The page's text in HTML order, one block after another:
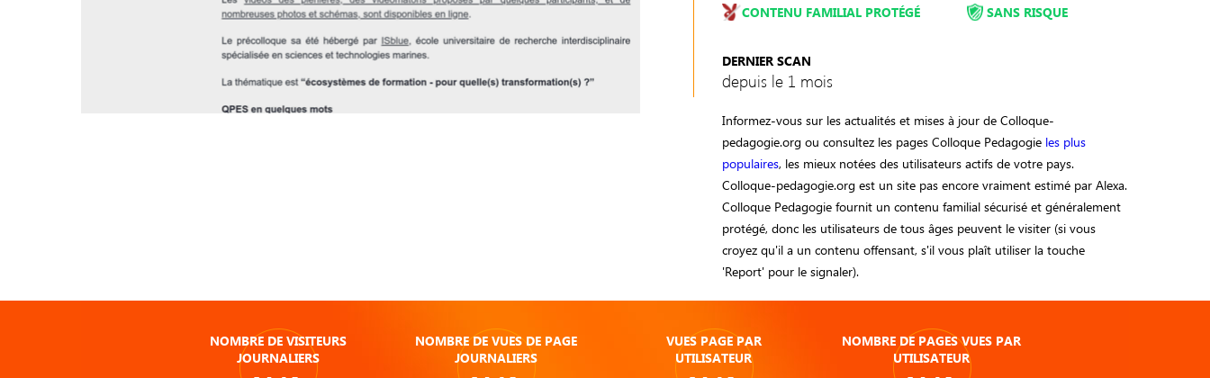
CONTENU FAMILIAL PROTÉGÉ
DERNIER SCAN
depuis le 1 mois
SANS RISQUE
Informez-vous sur les actualités et mises à jour de Colloque-
pedagogie.org ou consultez les pages Colloque Pedagogie les plus
populaires, les mieux notées des utilisateurs actifs de votre pays.
Colloque-pedagogie.org est un site pas encore vraiment estimé par Alexa.
Colloque Pedagogie fournit un contenu familial sécurisé et généralement
protégé, donc les utilisateurs de tous âges peuvent le visiter (si vous
croyez qu'il a un contenu offensant, s'il vous plaît utiliser la touche
'Report' pour le signaler).
NOMBRE DE VISITEURS
JOURNALIERS
NOMBRE DE VUES DE PAGE
JOURNALIERS
VUES PAGE PAR
UTILISATEUR
NOMBRE DE PAGES VUES PAR
UTILISATEUR